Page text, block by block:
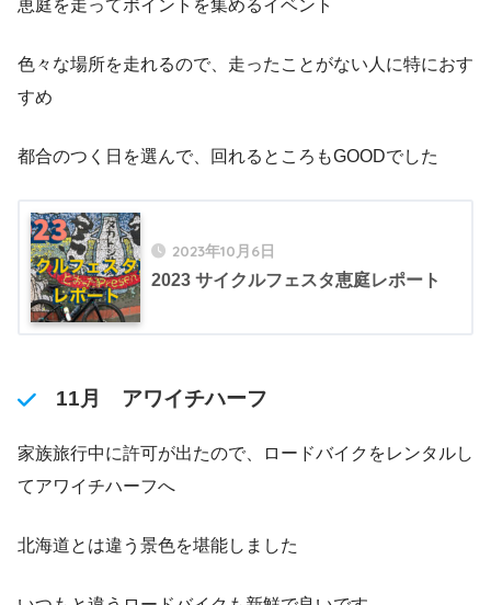
恵庭を走ってポイントを集めるイベント
色々な場所を走れるので、走ったことがない人に特におす
すめ
都合のつく日を選んで、回れるところもGOODでした
2023年10月6日
2023 サイクルフェスタ恵庭レポート
11月 アワイチハーフ
家族旅行中に許可が出たので、ロードバイクをレンタルし
てアワイチハーフへ
北海道とは違う景色を堪能しました